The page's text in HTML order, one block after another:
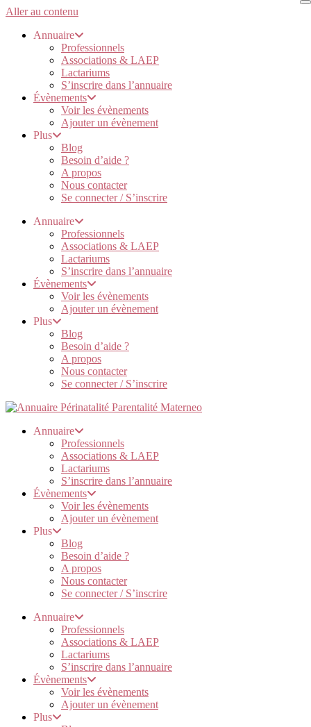
Aller au contenu
Annuaire
Professionnels
Associations & LAEP
Lactariums
S’inscrire dans l’annuaire
Évènements
Voir les évènements
Ajouter un évènement
Plus
Blog
Besoin d’aide ?
A propos
Nous contacter
Se connecter / S’inscrire
Annuaire
Professionnels
Associations & LAEP
Lactariums
S’inscrire dans l’annuaire
Évènements
Voir les évènements
Ajouter un évènement
Plus
Blog
Besoin d’aide ?
A propos
Nous contacter
Se connecter / S’inscrire
Annuaire
Professionnels
Associations & LAEP
Lactariums
S’inscrire dans l’annuaire
Évènements
Voir les évènements
Ajouter un évènement
Plus
Blog
Besoin d’aide ?
A propos
Nous contacter
Se connecter / S’inscrire
Annuaire
Professionnels
Associations & LAEP
Lactariums
S’inscrire dans l’annuaire
Évènements
Voir les évènements
Ajouter un évènement
Plus